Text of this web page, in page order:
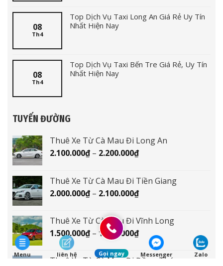
08
Th4
Top Dịch Vụ Taxi Long An Giá Rẻ Uy Tín
Nhất Hiện Nay
08
Th4
Top Dịch Vụ Taxi Bến Tre Giá Rẻ, Uy Tín
Nhất Hiện Nay
TUYẾN ĐƯỜNG
Thuê Xe Từ Cà Mau Đi Long An
2.100.000₫ – 2.200.000₫Khoảng
2.100.000₫
đến
Thuê Xe Từ Cà Mau Đi Tiền Giang
2.000.000₫ – 2.100.000₫Khoảng
2.000.000₫
đến
2.100.000₫
Thuê Xe Từ Cà Mau Đi Vĩnh Long
1.500.000₫ – 1.600.000₫Khoảng
giá:
từ
Thuê Xe Từ Cà Mau Đi Đồng Tháp
Menu liên hệ Gọi ngay Messenger Zalo